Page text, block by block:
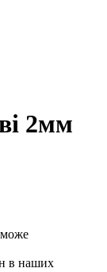
2мм
може
в наших